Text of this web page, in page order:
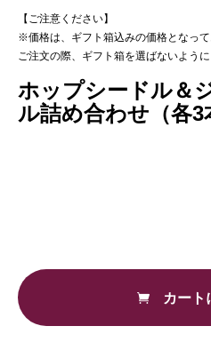
【ご注意ください】
※価格は、ギフト箱込みの価格となって
ご注文の際、ギフト箱を選ばないように
ホップシードル＆
ル詰め合わせ（各3
カート